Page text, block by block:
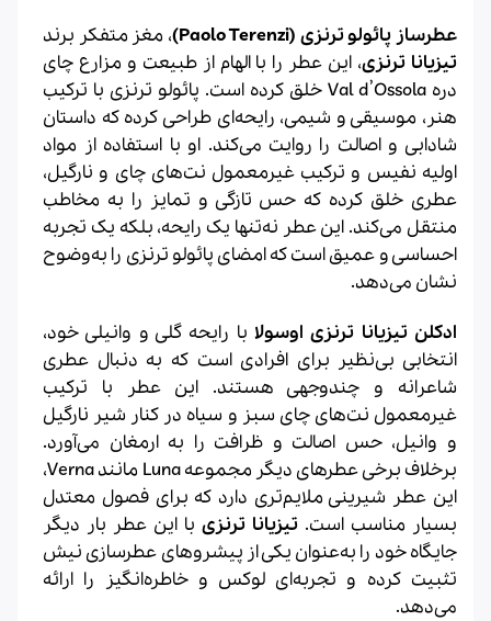
عطرساز پائولو ترنزی (Paolo Terenzi)
، مغز متفکر برند
تیزیانا ترنزی، این عطر را با الهام از طبیعت و مزارع چای
دره Val d’Ossola خلق کرده است. پائولو ترنزی با ترکیب
هنر، موسیقی و شیمی، رایحه‌ای طراحی کرده که داستان
شادابی و اصالت را روایت می‌کند. او با استفاده از مواد
اولیه نفیس و ترکیب غیرمعمول نت‌های چای و نارگیل،
عطری خلق کرده که حس تازگی و تمایز را به مخاطب
منتقل می‌کند. این عطر نه‌تنها یک رایحه، بلکه یک تجربه
احساسی و عمیق است که امضای پائولو ترنزی را به‌وضوح
نشان می‌دهد.
ادکلن تیزیانا ترنزی اوسولا با رایحه گلی و وانیلی خود،
انتخابی بی‌نظیر برای افرادی است که به دنبال عطری
شاعرانه و چندوجهی هستند. این عطر با ترکیب
غیرمعمول نت‌های چای سبز و سیاه در کنار شیر نارگیل
و وانیل، حس اصالت و ظرافت را به ارمغان می‌آورد.
برخلاف برخی عطرهای دیگر مجموعه Luna مانند Verna،
این عطر شیرینی ملایم‌تری دارد که برای فصول معتدل
بسیار مناسب است.تیزیانا ترنزی با این عطر بار دیگر
جایگاه خود را به‌عنوان یکی از پیشروهای عطرسازی نیش
تثبیت کرده و تجربه‌ای لوکس و خاطره‌انگیز را ارائه
می‌دهد.